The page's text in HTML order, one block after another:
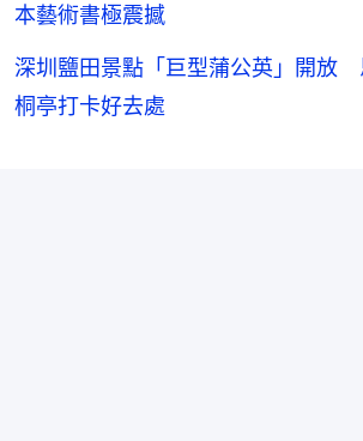
本藝術書極震撼
深圳鹽田景點「巨型蒲公英」開放
桐亭打卡好去處